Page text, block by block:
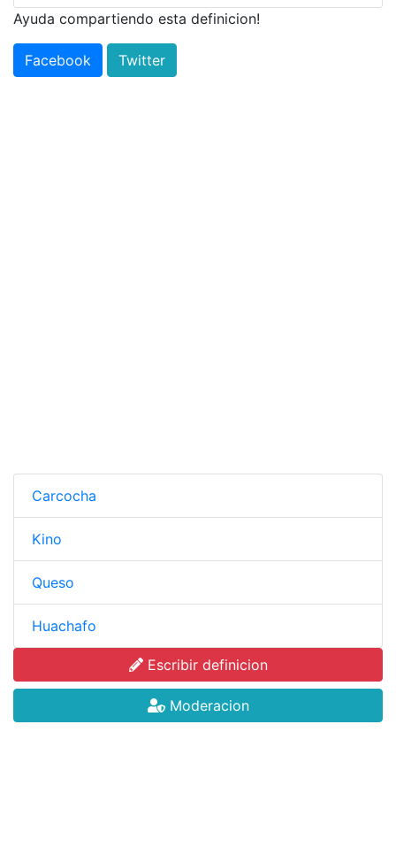
Ayuda compartiendo esta definicion!
Facebook Twitter
Carcocha
Kino
Queso
Huachafo
Escribir definicion
Moderacion